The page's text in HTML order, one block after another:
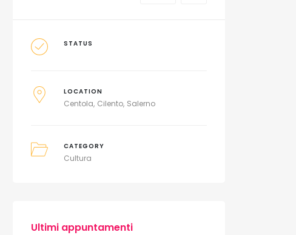
STATUS
LOCATION
Centola Cilento Salerno
CATEGORY
Cultura
Ultimi appuntamenti